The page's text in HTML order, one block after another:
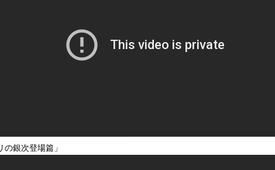
の銀次登場篇」